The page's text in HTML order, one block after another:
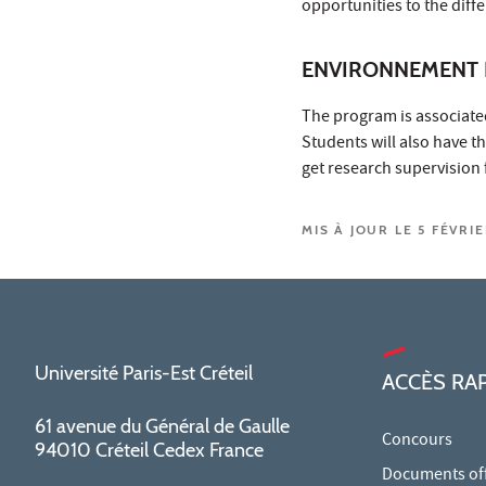
opportunities to the
ENVIRONNEMENT
The program is
Students will also have
get research
MIS À JOUR LE 5
Université Paris-Est Créteil
61 avenue du Général de Gaulle
94010 Créteil Cedex France
ACCÈS
Concours
Documents